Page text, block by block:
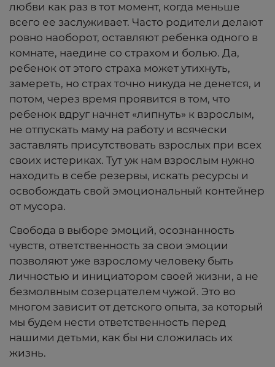
любви как раз в тот момент, когда меньше
всего ее заслуживает. Часто родители делают
ровно наоборот, оставляют ребенка одного в
комнате, наедине со страхом и болью. Да,
ребенок от этого страха может утихнуть,
замереть, но страх точно никуда не денется, и
потом, через время проявится в том, что
ребенок вдруг начнет «липнуть» к взрослым,
не отпускать маму на работу и всячески
заставлять присутствовать взрослых при всех
своих истериках. Тут уж нам взрослым нужно
находить в себе резервы, искать ресурсы и
освобождать свой эмоциональный контейнер
от мусора.
Свобода в выборе эмоций, осознанность
чувств, ответственность за свои эмоции
позволяют уже взрослому человеку быть
личностью и инициатором своей жизни, а не
безмолвным созерцателем чужой. Это во
многом зависит от детского опыта, за который
мы будем нести ответственность перед
нашими детьми, как бы ни сложилась их
жизнь.